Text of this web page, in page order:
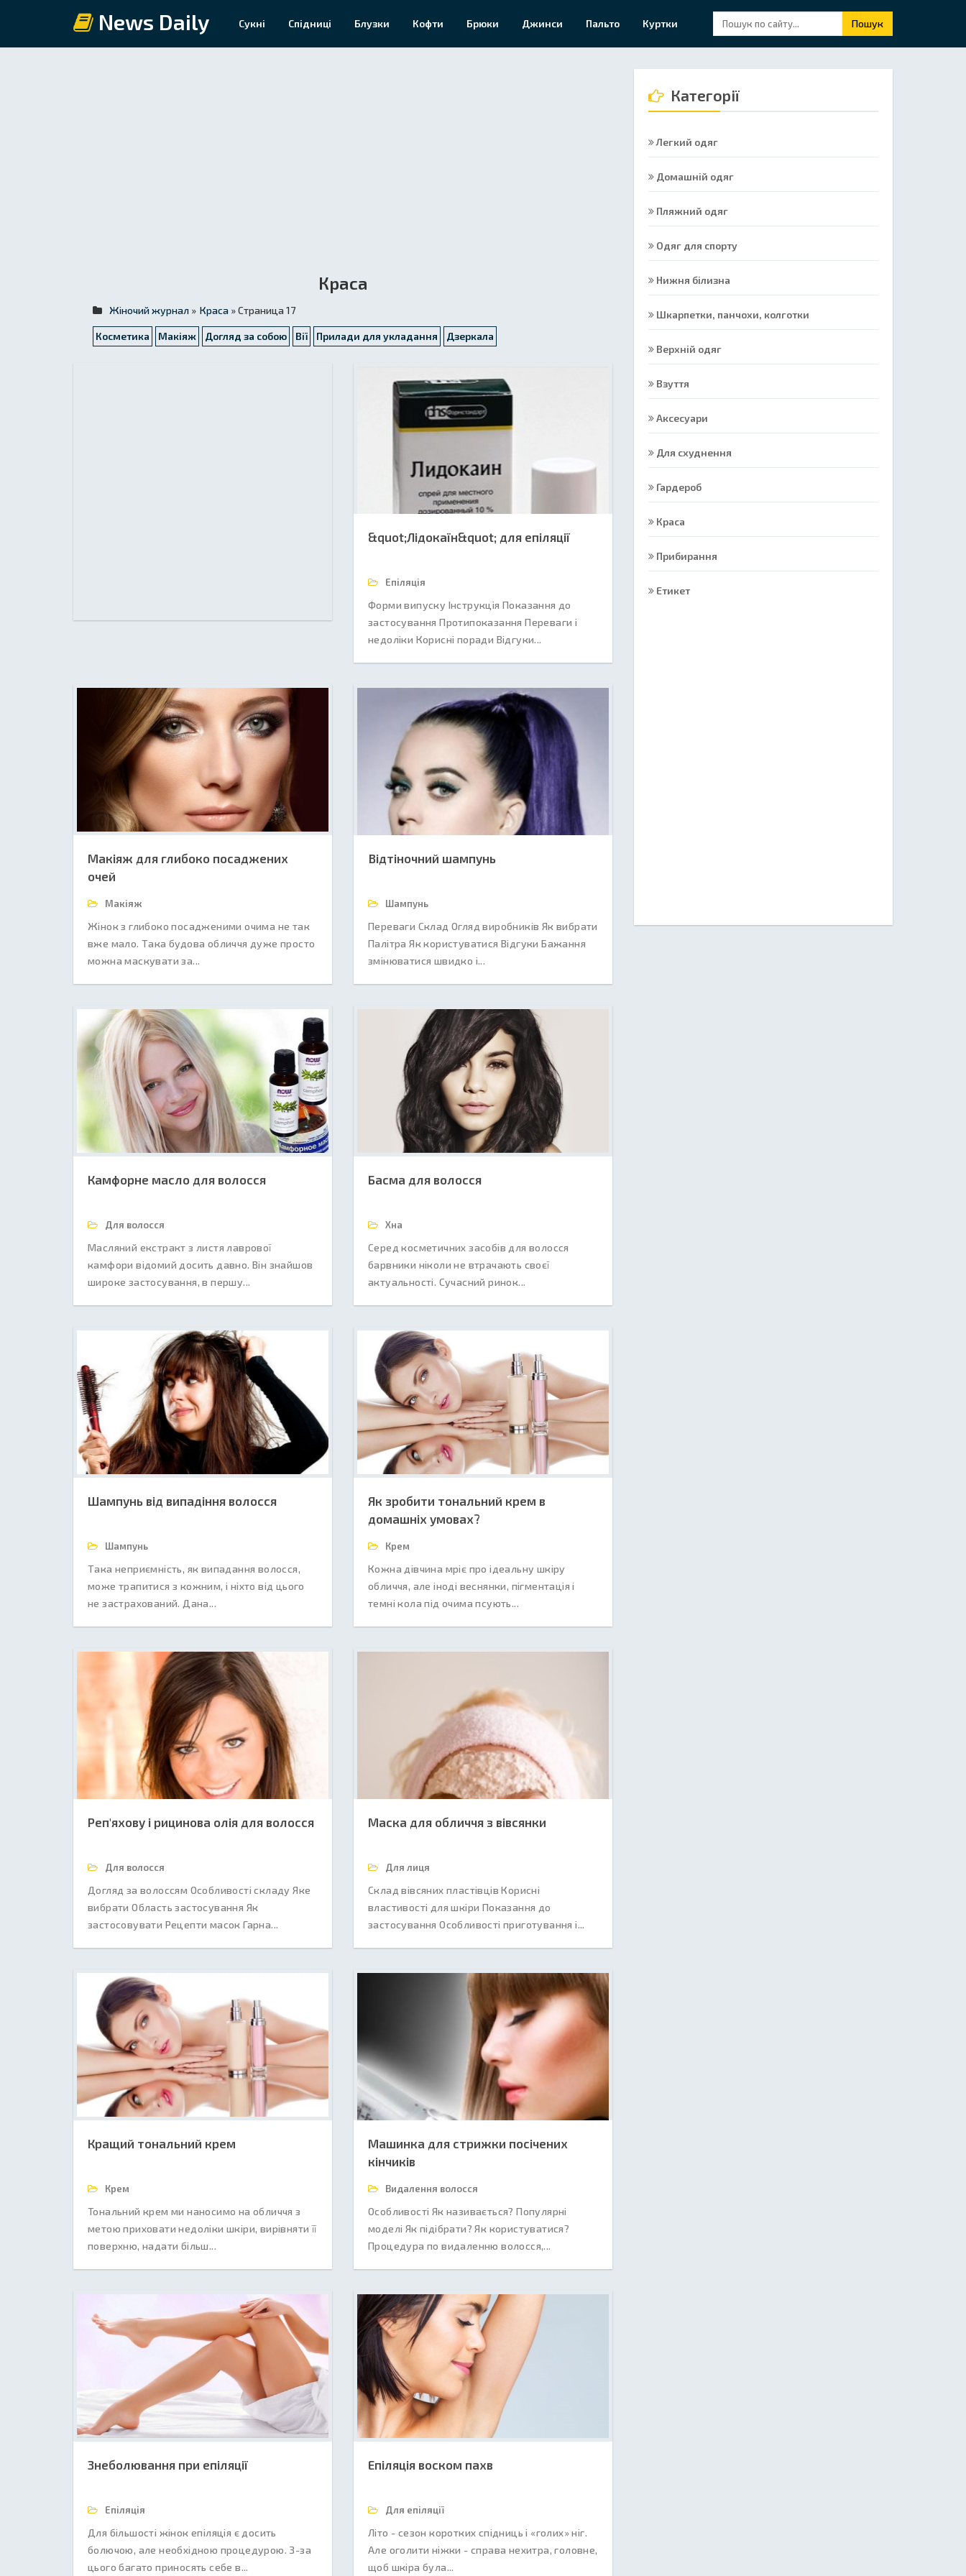
News Daily Сукні Спідниці Блузки Кофти Брюки Джинси Пальто Куртки Пошук
Краса
Жіночий журнал » Краса » Страница 17
Косметика Макіяж Догляд за собою Вії Прилади для укладання Дзеркала
&quot;Лідокаїн&quot; для епіляції
Епіляція
Форми випуску Інструкція Показання до
застосування Протипоказання Переваги і
недоліки Корисні поради Відгуки...
Макіяж для глибоко посаджених
очей
Макіяж
Жінок з глибоко посадженими очима не так
вже мало. Така будова обличчя дуже просто
можна маскувати за...
Відтіночний шампунь
Шампунь
Переваги Склад Огляд виробників Як вибрати
Палітра Як користуватися Відгуки Бажання
змінюватися швидко і...
Камфорне масло для волосся
Для волосся
Масляний екстракт з листя лаврової
камфори відомий досить давно. Він знайшов
широке застосування, в першу...
Басма для волосся
Хна
Серед косметичних засобів для волосся
барвники ніколи не втрачають своєї
актуальності. Сучасний ринок...
Шампунь від випадіння волосся
Шампунь
Така неприємність, як випадання волосся,
може трапитися з кожним, і ніхто від цього
не застрахований. Дана...
Як зробити тональний крем в
домашніх умовах?
Крем
Кожна дівчина мріє про ідеальну шкіру
обличчя, але іноді веснянки, пігментація і
темні кола під очима псують...
Реп'яхову і рицинова олія для волосся
Для волосся
Догляд за волоссям Особливості складу Яке
вибрати Область застосування Як
застосовувати Рецепти масок Гарна...
Маска для обличчя з вівсянки
Для лиця
Склад вівсяних пластівців Корисні
властивості для шкіри Показання до
застосування Особливості приготування і...
Кращий тональний крем
Крем
Тональний крем ми наносимо на обличчя з
метою приховати недоліки шкіри, вирівняти її
поверхню, надати більш...
Машинка для стрижки посічених
кінчиків
Видалення волосся
Особливості Як називається? Популярні
моделі Як підібрати? Як користуватися?
Процедура по видаленню волосся,...
Знеболювання при епіляції
Епіляція
Для більшості жінок епіляція є досить
болючою, але необхідною процедурою. З-за
цього багато приносять себе в...
Епіляція воском пахв
Для епіляції
Літо - сезон коротких спідниць і «голих» ніг.
Але оголити ніжки - справа нехитра, головне,
щоб шкіра була...
Категорії
Легкий одяг
Домашній одяг
Пляжний одяг
Одяг для спорту
Нижня білизна
Шкарпетки, панчохи, колготки
Верхній одяг
Взуття
Аксесуари
Для схуднення
Гардероб
Краса
Прибирання
Етикет